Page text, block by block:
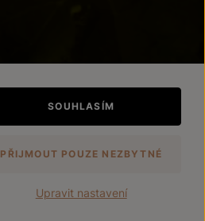
SOUHLASÍM
PŘIJMOUT POUZE NEZBYTNÉ
Upravit nastavení